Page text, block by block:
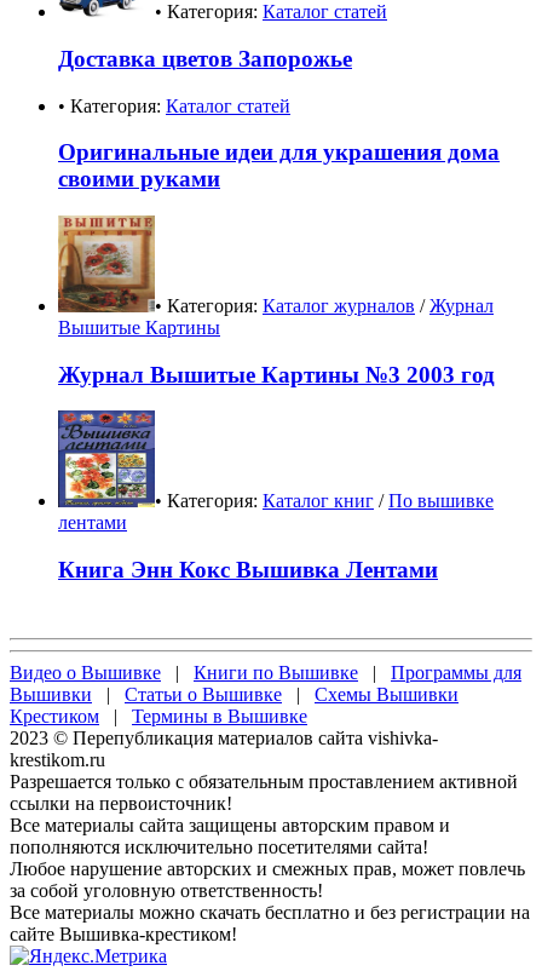
• Категория: Каталог статей
Доставка цветов Запорожье
• Категория: Каталог статей
Оригинальные идеи для украшения дома
своими руками
• Категория: Каталог журналов /Журнал
Вышитые Картины
Журнал Вышитые Картины №3 2003 год
• Категория: Каталог книг /По вышивке
лентами
Книга Энн Кокс Вышивка Лентами
Видео о Вышивке | Книги по Вышивке | Программы для
Вышивки | Статьи о Вышивке | Схемы Вышивки
Крестиком | Термины в Вышивке
2023 © Перепубликация материалов сайта vishivka-
krestikom.ru
Разрешается только с обязательным проставлением активной
ссылки на первоисточник!
Все материалы сайта защищены авторским правом и
пополняются исключительно посетителями сайта!
Любое нарушение авторских и смежных прав, может повлечь
за собой уголовную ответственность!
Все материалы можно скачать бесплатно и без регистрации на
сайте Вышивка-крестиком!